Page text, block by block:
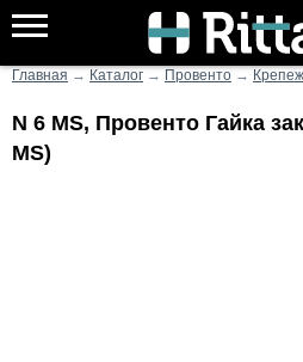
Главная → Каталог → Провенто → Крепеж
N 6 MS, Провенто Гайка
MS)